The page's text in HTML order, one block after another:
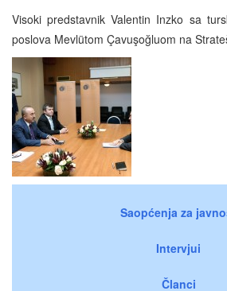
Visoki predstavnik Valentin Inzko sa
poslova Mevlütom Çavuşoğluom na
Saopćenja za
Intervjui
Članci